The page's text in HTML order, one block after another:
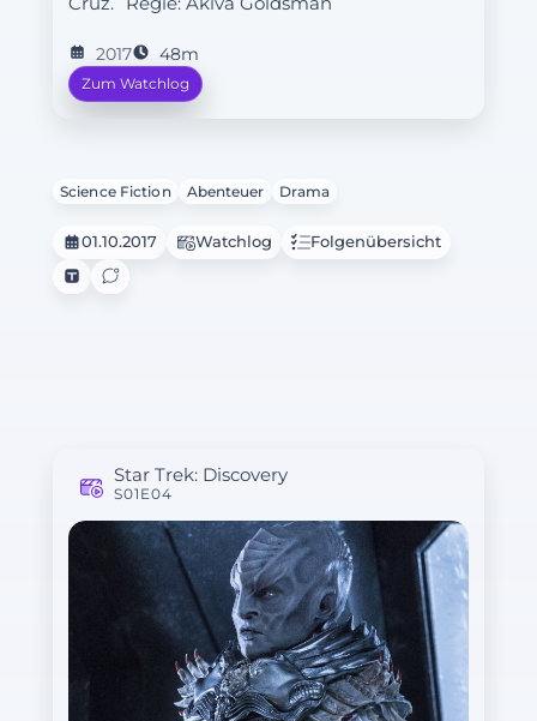
2017 48m
Zum Watchlog
Science Fiction Abenteuer Drama
01.10.2017 Watchlog Folgenübersicht
Star Trek: Discovery
S01E04